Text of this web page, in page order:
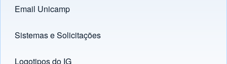
Links
Email Unicamp
(opens in new tab)
Sistemas e Solicitações
(opens in new tab)
Logotipos do IG
(opens in new tab)